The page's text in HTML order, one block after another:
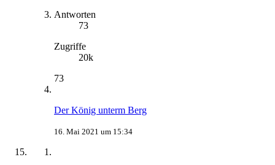
Antworten
73
Zugriffe
20k
73
Der König unterm Berg
16. Mai 2021 um 15:34